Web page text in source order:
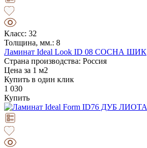
Класс: 32
Толщина, мм.: 8
Ламинат Ideal Look ID 08 СОСНА ШИК
Страна производства: Россия
Цена за 1 м2
Купить в один клик
1 030
Купить